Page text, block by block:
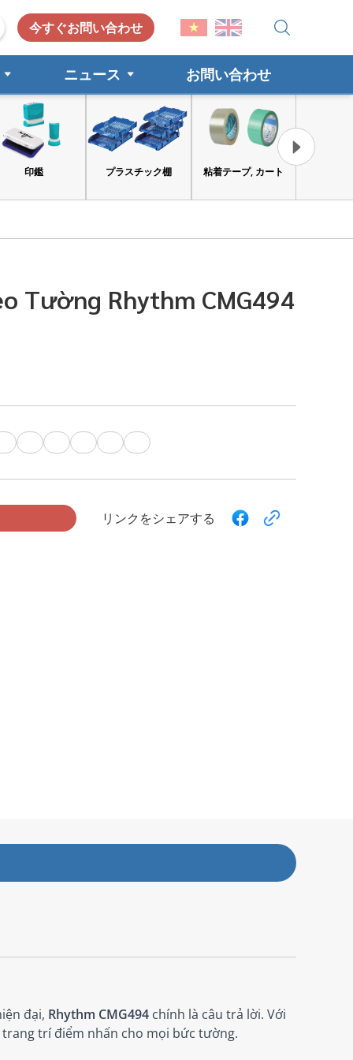
今すぐお問い合わせ
ニュース お問い合わせ
印鑑 プラスチック棚 粘着テープ, カート
Tường Rhythm CMG494
リンクをシェアする
đại, Rhythm CMG494 chính là câu trả lời. Với
trí điểm nhấn cho mọi bức tường.